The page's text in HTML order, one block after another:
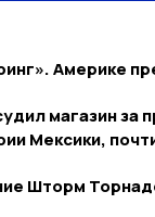
Америке
магазин за
Мексики,
Шторм